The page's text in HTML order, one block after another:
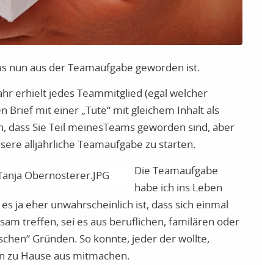
nun aus der Teamaufgabe geworden ist.
erhielt jedes Teammitglied (egal welcher
Brief mit einer „Tüte“ mit gleichem Inhalt als
dass Sie Teil meinesTeams geworden sind, aber
alljährliche Teamaufgabe zu starten.
Die Teamaufgabe
habe ich ins Leben
ja eher unwahrscheinlich ist, dass sich einmal
treffen, sei es aus beruflichen, familären oder
Gründen. So konnte, jeder der wollte,
zu Hause aus mitmachen.